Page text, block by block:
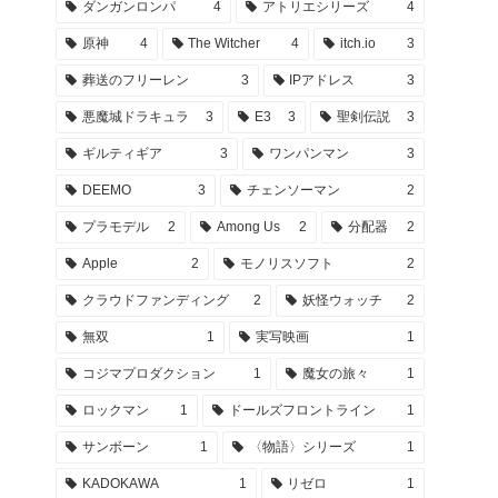
ダンガンロンパ 4 アトリエシリーズ 4
原神 4 The Witcher 4 itch.io 3
葬送のフリーレン 3 IPアドレス 3
悪魔城ドラキュラ 3 E3 3 聖剣伝説 3
ギルティギア 3 ワンパンマン 3
DEEMO 3 チェンソーマン 2
プラモデル 2 Among Us 2 分配器 2
Apple 2 モノリスソフト 2
クラウドファンディング 2 妖怪ウォッチ 2
無双 1 実写映画 1
コジマプロダクション 1 魔女の旅々 1
ロックマン 1 ドールズフロントライン 1
サンボーン 1 〈物語〉シリーズ 1
KADOKAWA 1 リゼロ 1